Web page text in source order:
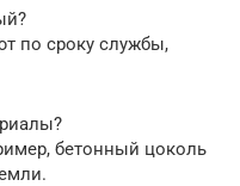
по сроку службы,
бетонный цоколь